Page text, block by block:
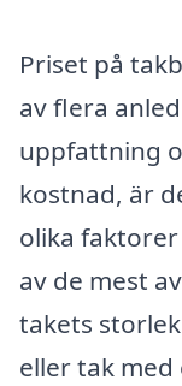
Priset på
av flera
uppfattning
kostnad, är
olika
av de mest
takets
eller tak